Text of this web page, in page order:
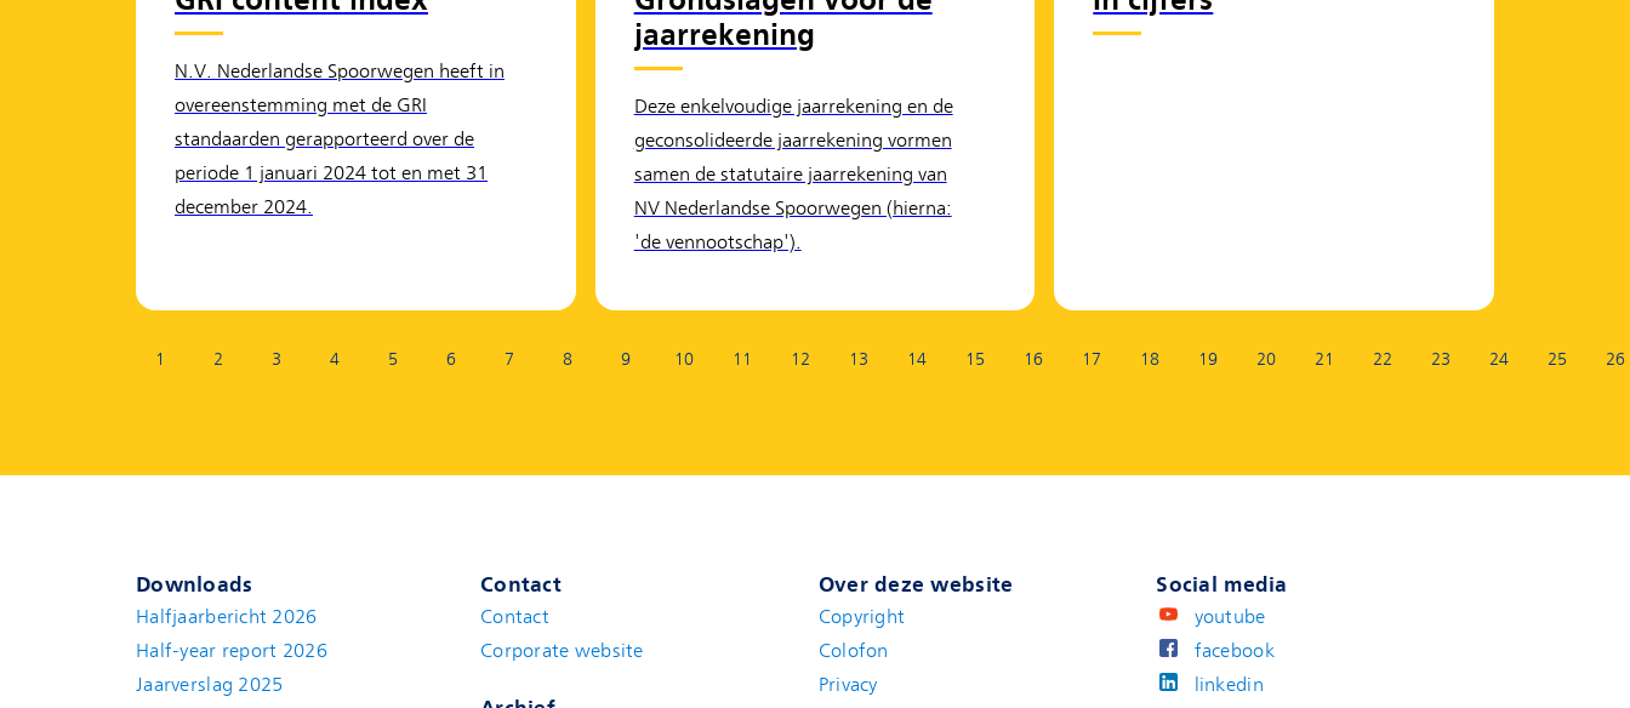
N.V. Nederlandse Spoorwegen heeft in
overeenstemming met de GRI
standaarden gerapporteerd over de
periode 1 januari 2024 tot en met 31
december 2024.
jaarrekening
Deze enkelvoudige jaarrekening en de
geconsolideerde jaarrekening vormen
samen de statutaire jaarrekening van
NV Nederlandse Spoorwegen (hierna:
'de vennootschap').
1 2 3 4 5 6 7 8 9 10 11 12 13 14 15 16 17 18 19 20 21 22 23 24 25 26
Downloads
Halfjaarbericht 2026
Half-year report 2026
Jaarverslag 2025
Contact
Contact(new window)
Corporate website
Over deze website
Copyright
Colofon
Privacy
Social media
youtube
facebook
linkedin